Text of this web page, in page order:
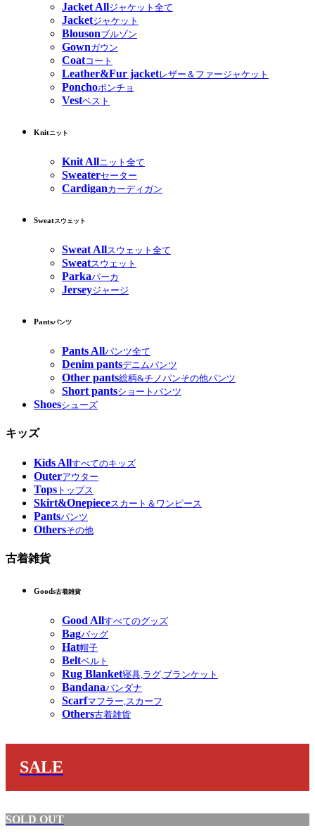
Jacket Allジャケット全て
Jacketジャケット
Blousonブルゾン
Gownガウン
Coatコート
Leather&Fur jacketレザー＆ファージャケット
Ponchoポンチョ
Vestベスト
Knitニット
Knit Allニット全て
Sweaterセーター
Cardiganカーディガン
Sweatスウェット
Sweat Allスウェット全て
Sweatスウェット
Parkaパーカ
Jerseyジャージ
Pantsパンツ
Pants Allパンツ全て
Denim pantsデニムパンツ
Other pants総柄&チノパンその他パンツ
Short pantsショートパンツ
Shoesシューズ
キッズ
Kids Allすべてのキッズ
Outerアウター
Tops トップス
Skirt&Onepieceスカート＆ワンピース
Pantsパンツ
Othersその他
古着雑貨
Goods古着雑貨
Good Allすべてのグッズ
Bagバッグ
Hat帽子
Beltベルト
Rug Blanket寝具,ラグ,ブランケット
Bandanaバンダナ
Scarfマフラー,スカーフ
Others古着雑貨
SALE
SOLD OUT